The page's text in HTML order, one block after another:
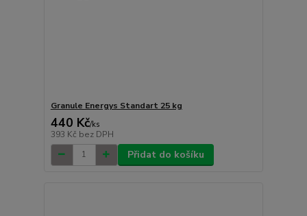
Granule Energys Standart 25 kg
440 Kč/ks
393 Kč bez DPH
Přidat do košíku